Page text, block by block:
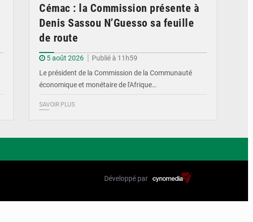
Cémac : la Commission présente à
Denis Sassou N’Guesso sa feuille
de route
5 août 2026
Publié à 11h59
Le président de la Commission de la Communauté
économique et monétaire de l'Afrique…
SAVOIR PLUS
Développé par